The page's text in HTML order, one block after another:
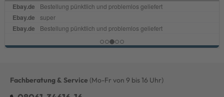
Fachberatung & Service (Mo-Fr von 9 bis 16 Uhr)